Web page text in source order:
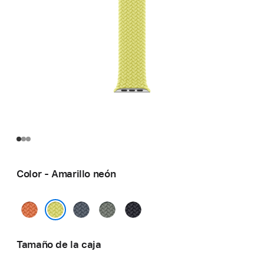
Color - Amarillo neón
Cúrcuma
Azul
Gris
Medianoche
Tamaño de la caja